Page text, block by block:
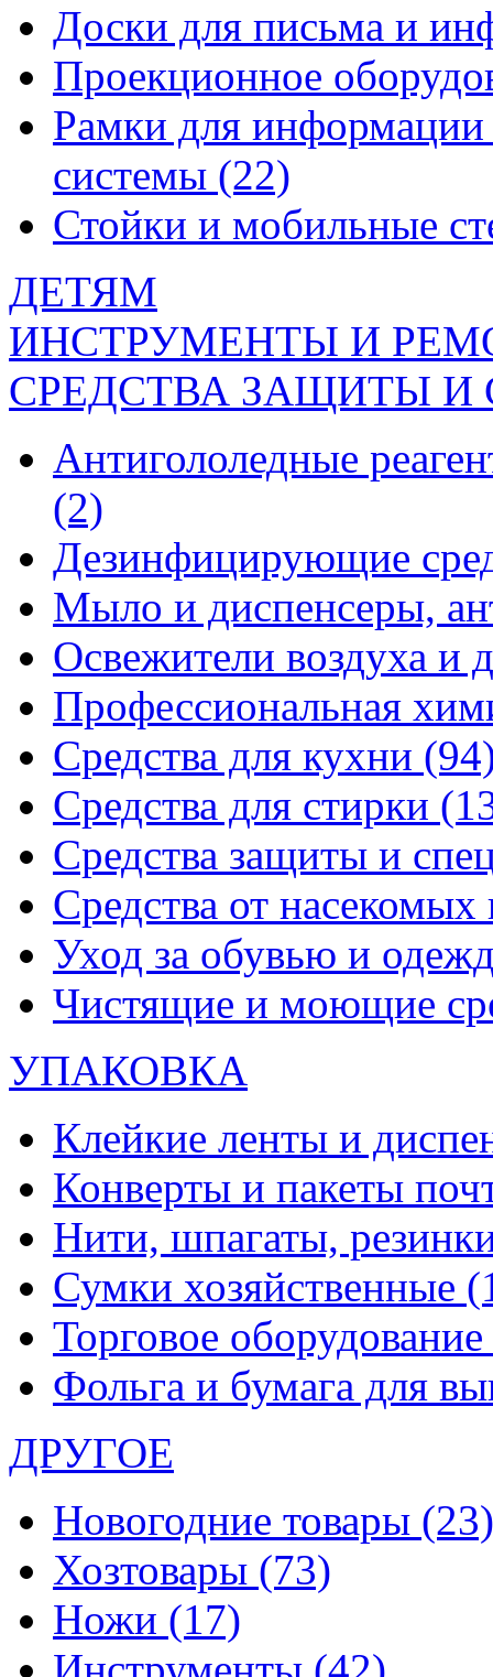
Доски для письма и
Проекционное
Рамки для
системы (22)
Стойки и мобильные
ДЕТЯМ
ИНСТРУМЕНТЫ И
СРЕДСТВА ЗАЩИТЫ
Антигололедные
(2)
Дезинфицирующие
Мыло и диспенсеры,
Освежители воздуха и
Профессиональная
Средства для кухни
Средства для стирки
Средства защиты и
Средства от
Уход за обувью и
Чистящие и моющие
УПАКОВКА
Клейкие ленты и
Конверты и пакеты
Нити, шпагаты,
Сумки хозяйственные
Торговое оборудование
Фольга и бумага для
ДРУГОЕ
Новогодние товары (23)
Хозтовары (73)
Ножи (17)